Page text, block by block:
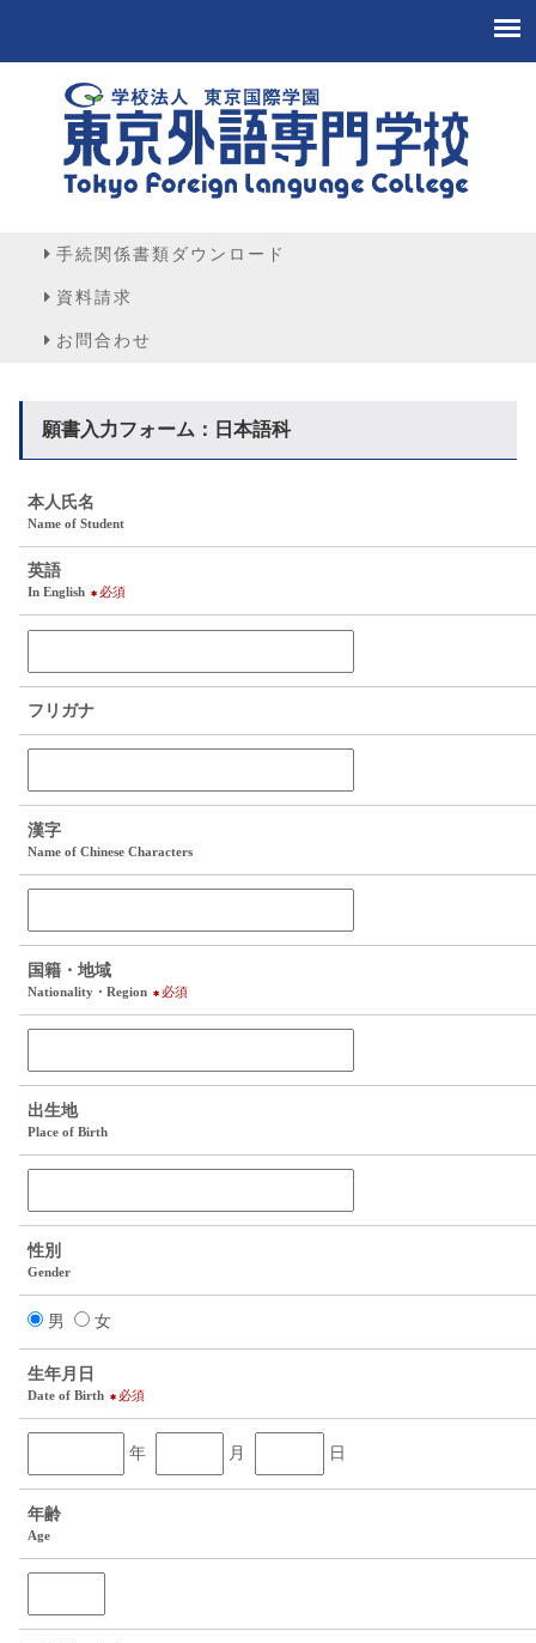
手続関係書類ダウンロード
資料請求
お問合わせ
願書入力フォーム：日本語科
本人氏名
Name of Student
英語
In English 必須
フリガナ
漢字
Name of Chinese Characters
国籍・地域
Nationality・Region 必須
出生地
Place of Birth
性別
Gender
男 女
生年月日
Date of Birth 必須
年 月 日
年齢
Age